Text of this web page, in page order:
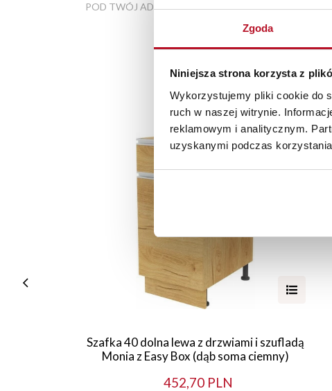
Zgoda
Niniejsza strona korzysta z
Wykorzystujemy pliki cookie do
ruch w naszej witrynie.
reklamowym i analitycznym.
uzyskanymi podczas
POD TWÓJ ADRES
SALONACH
FIRMOWYCH
Szafka 40 dolna lewa z drzwiami i szufladą
Monia z Easy Box (dąb soma ciemny)
452,70 PLN